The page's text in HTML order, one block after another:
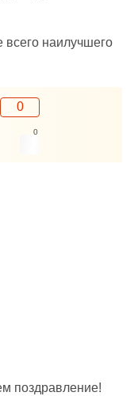
наилучшего
0
0
поздравление!